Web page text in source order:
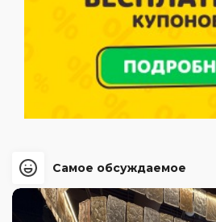
Самое обсуждаемое